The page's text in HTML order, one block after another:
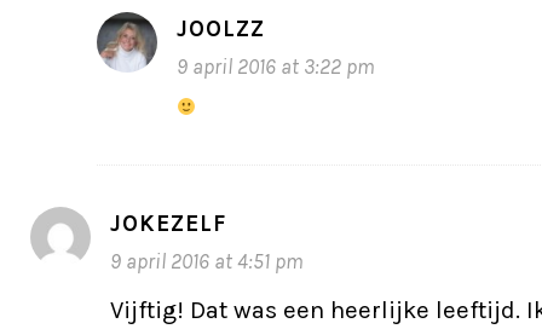
JOOLZZ
9 april 2016 at 3:22 pm
JOKEZELF
9 april 2016 at 4:51 pm
Vijftig! Dat was een heerlijke leeftijd.